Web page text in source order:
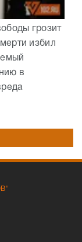
грозит
избил
в